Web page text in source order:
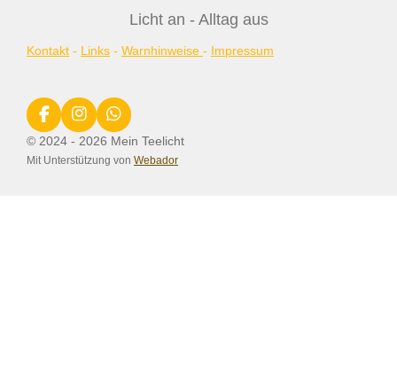
Licht an - Alltag aus
Kontakt - Links - Warnhinweise - Impressum
F
a
c
e
I
n
s
t
W
h
t
© 2024 - 2026 Mein Teelicht
Mit Unterstützung von Webador